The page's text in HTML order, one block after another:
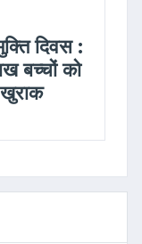
दिवस :
बच्चों को
खुराक